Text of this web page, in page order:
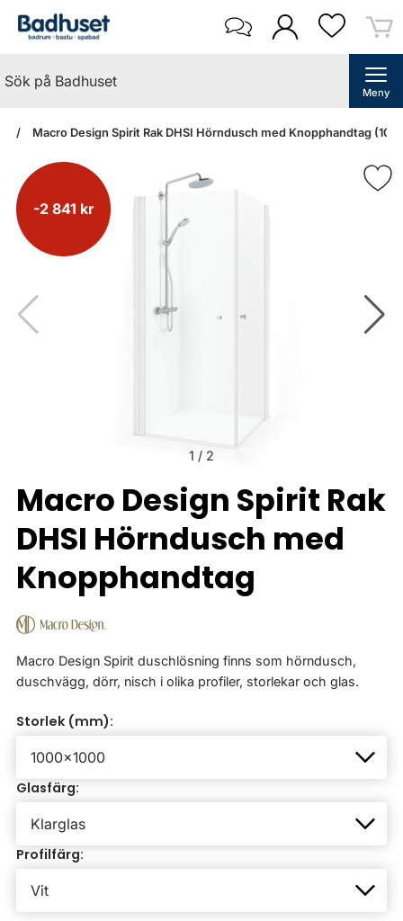
Meny
Macro Design Spirit Rak DHSI Hörndusch med Knopphandtag
-2 841 kr
1 / 2
Macro Design Spirit Rak
DHSI Hörndusch med
Knopphandtag
Macro Design Spirit duschlösning finns som hörndusch,
duschvägg, dörr, nisch i olika profiler, storlekar och glas.
Storlek (mm):
Glasfärg:
Profilfärg: